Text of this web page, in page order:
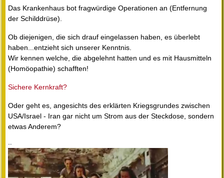
Das Krankenhaus bot fragwürdige Operationen an (Entfernung
der Schilddrüse).
Ob diejenigen, die sich drauf eingelassen haben, es überlebt
haben...entzieht sich unserer Kenntnis.
Wir kennen welche, die abgelehnt hatten und es mit Hausmitteln
(Homöopathie) schafften!
Sichere Kernkraft?
Oder geht es, angesichts des erklärten Kriegsgrundes zwischen
USA/Israel - Iran gar nicht um Strom aus der Steckdose, sondern
etwas Anderem?
--